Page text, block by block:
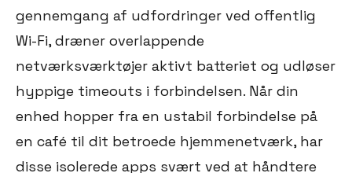
gennemgang af udfordringer ved offentlig
Wi-Fi, dræner overlappende
netværksværktøjer aktivt batteriet og udløser
hyppige timeouts i forbindelsen. Når din
enhed hopper fra en ustabil forbindelse på
en café til dit betroede hjemmenetværk, har
disse isolerede apps svært ved at håndtere